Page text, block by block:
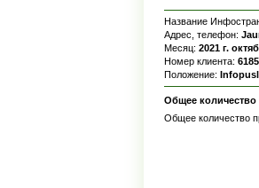
Название
Адрес, телефон:
Месяц: 2021 г.
Номер клиента:
Положение:
Общее
Общее количество